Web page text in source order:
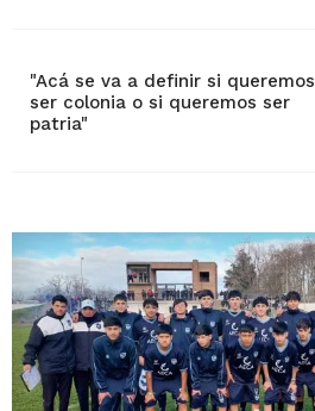
"Acá se va a definir si queremos
ser colonia o si queremos ser
patria"